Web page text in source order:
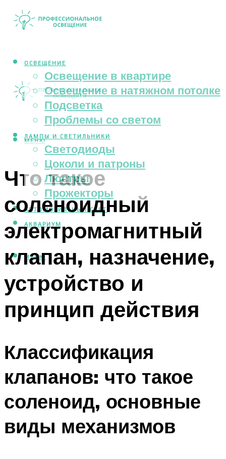
ОСВЕЩЕНИЕ
Освещение в квартире
Освещение в натяжном потолке
Подсветка
Проблемы со светом
ЛАМПЫ И СВЕТИЛЬНИКИ
Светодиоды
Цоколи и патроны
Люстры
Прожекторы
АВТОМОБИЛЬНЫЙ СВЕТ
АКВАРИУМ
МЕНЮ
МЕНЮ
Что такое
соленоидный
электромагнитный
клапан, назначение,
устройство и
принцип действия
Классификация
клапанов: что такое
соленоид, основные
виды механизмов